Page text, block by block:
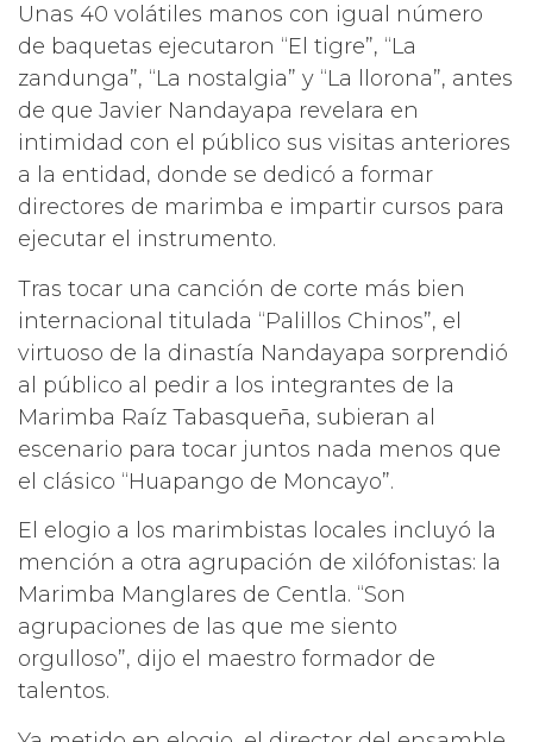
Unas 40 volátiles manos con igual número
de baquetas ejecutaron “El tigre”, “La
zandunga”, “La nostalgia” y “La llorona”, antes
de que Javier Nandayapa revelara en
intimidad con el público sus visitas anteriores
a la entidad, donde se dedicó a formar
directores de marimba e impartir cursos para
ejecutar el instrumento.
Tras tocar una canción de corte más bien
internacional titulada “Palillos Chinos”, el
virtuoso de la dinastía Nandayapa sorprendió
al público al pedir a los integrantes de la
Marimba Raíz Tabasqueña, subieran al
escenario para tocar juntos nada menos que
el clásico “Huapango de Moncayo”.
El elogio a los marimbistas locales incluyó la
mención a otra agrupación de xilófonistas: la
Marimba Manglares de Centla. “Son
agrupaciones de las que me siento
orgulloso”, dijo el maestro formador de
talentos.